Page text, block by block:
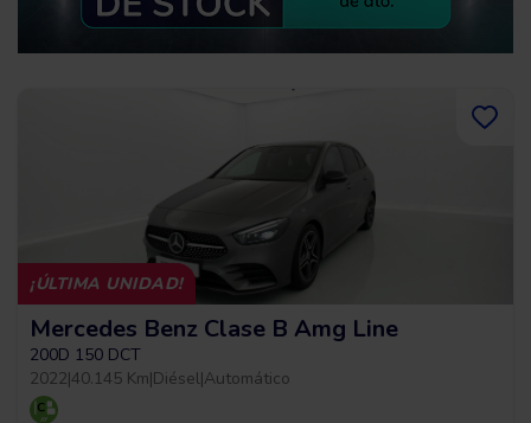
¡ÚLTIMA UNIDAD!
Mercedes Benz Clase B Amg Line
200D 150 DCT
2022|40.145 Km|Diésel|Automático